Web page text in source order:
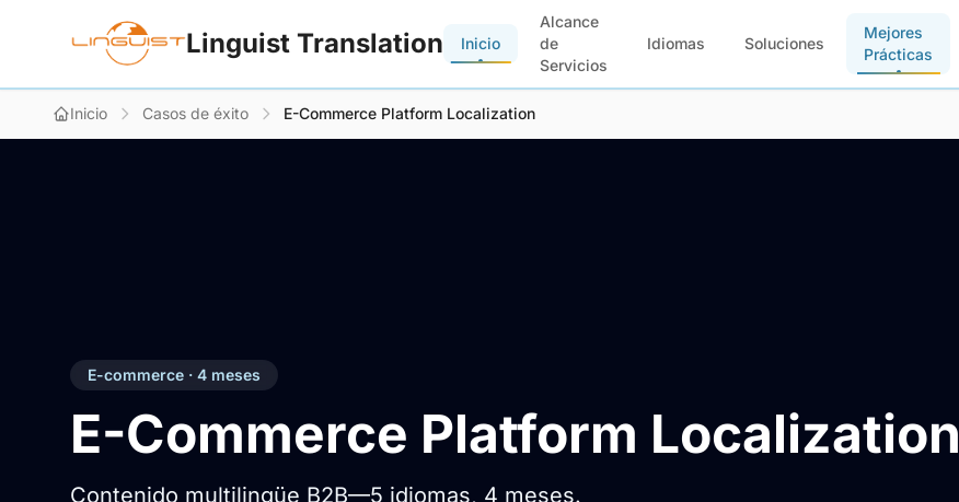
Linguist Translation Inicio
Alcance
de
Servicios
Idiomas Soluciones
Mejores
Prácticas
Inicio Casos de éxito E-Commerce Platform Localization
E-commerce · 4 meses
E-Commerce Platform Localization
Contenido multilingüe B2B—5 idiomas, 4 meses.